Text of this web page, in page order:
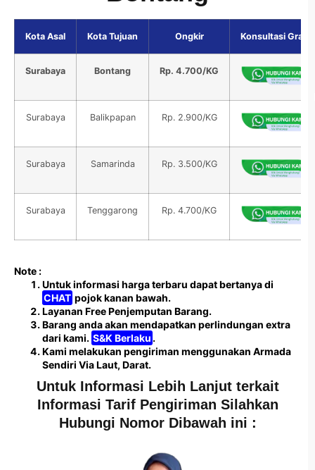
Kota Asal Kota Tujuan Ongkir Konsultasi Gratis
Surabaya Bontang Rp. 4.700/KG
Surabaya Balikpapan Rp. 2.900/KG
Surabaya Samarinda Rp. 3.500/KG
Surabaya Tenggarong Rp. 4.700/KG
Note :
Untuk informasi harga terbaru dapat bertanya di
CHAT pojok kanan bawah.
Layanan Free Penjemputan Barang.
Barang anda akan mendapatkan perlindungan extra
dari kami. S&K Berlaku .
Kami melakukan pengiriman menggunakan Armada
Sendiri Via Laut, Darat.
Untuk Informasi Lebih Lanjut terkait
Informasi Tarif Pengiriman Silahkan
Hubungi Nomor Dibawah ini :